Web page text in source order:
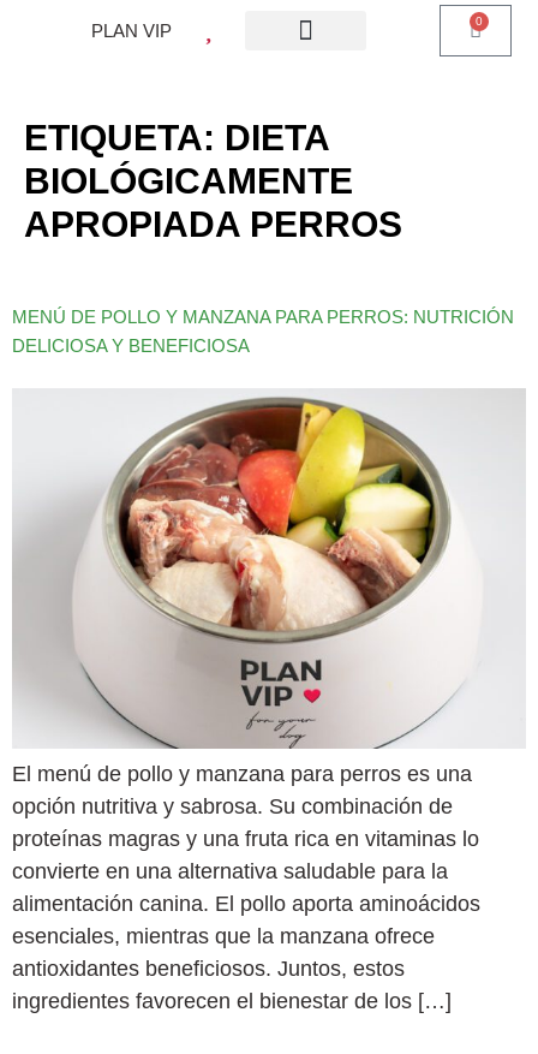
PLAN VIP 0
ETIQUETA: DIETA
BIOLÓGICAMENTE
APROPIADA PERROS
MENÚ DE POLLO Y MANZANA PARA PERROS: NUTRICIÓN
DELICIOSA Y BENEFICIOSA
El menú de pollo y manzana para perros es una
opción nutritiva y sabrosa. Su combinación de
proteínas magras y una fruta rica en vitaminas lo
convierte en una alternativa saludable para la
alimentación canina. El pollo aporta aminoácidos
esenciales, mientras que la manzana ofrece
antioxidantes beneficiosos. Juntos, estos
ingredientes favorecen el bienestar de los […]